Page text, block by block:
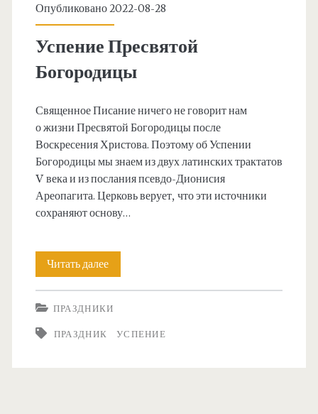
Опубликовано 2022-08-28
Успение Пресвятой
Богородицы
Священное Писание ничего не говорит нам
о жизни Пресвятой Богородицы после
Воскресения Христова. Поэтому об Успении
Богородицы мы знаем из двух латинских трактатов
V века и из послания псевдо-Дионисия
Ареопагита. Церковь верует, что эти источники
сохраняют основу…
Читать далееУспение
Пресвятой
Богородицы
ПРАЗДНИКИ
ПРАЗДНИК УСПЕНИЕ